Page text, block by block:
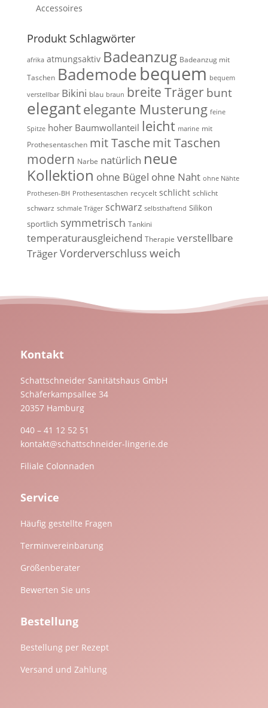
Accessoires
Produkt Schlagwörter
afrika atmungsaktiv Badeanzug Badeanzug mit
Taschen Bademodebequem bequem
verstellbar Bikini blau braun breite Träger bunt
elegantelegante Musterung feine
Spitze hoher Baumwollanteil leicht marine mit
Prothesentaschen mit Taschemit Taschen
modern Narbe natürlich neue
Kollektion ohne Bügel ohne Naht ohne Nähte
Prothesen-BH Prothesentaschen recycelt schlicht schlicht
schwarz schmale Träger schwarz selbsthaftend Silikon
sportlich symmetrisch Tankini
temperaturausgleichend Therapie verstellbare
TrägerVorderverschluss weich
Kontakt
Schattschneider Sanitätshaus GmbH
Schäferkampsallee 34
20357 Hamburg
040 – 41 12 52 51
kontakt@schattschneider-lingerie.de
Filiale Colonnaden
Service
Häufig gestellte Fragen
Terminvereinbarung
Größenberater
Bewerten Sie uns
Bestellung
Bestellung per Rezept
Versand und Zahlung